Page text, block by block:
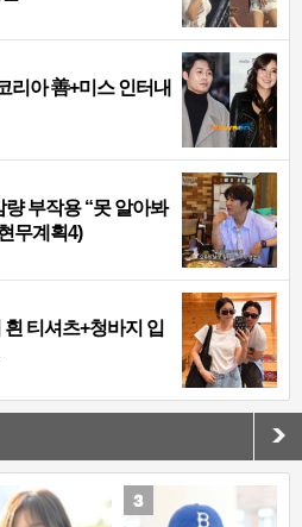
리아 善+미스 인터내
부작용 “못 알아봐
무계획4)
티셔츠+청바지 입